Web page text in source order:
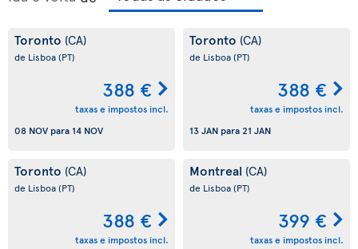
Toronto (CA)
de Lisboa(PT)
388 €
taxas e impostos incl.
08 NOV para 14 NOV
Toronto (CA)
de Lisboa(PT)
388 €
taxas e impostos incl.
13 JAN para21 JAN
Toronto (CA)
de Lisboa(PT)
388 €
taxas e impostos incl.
Montreal (CA)
de Lisboa(PT)
399 €
taxas e impostos incl.